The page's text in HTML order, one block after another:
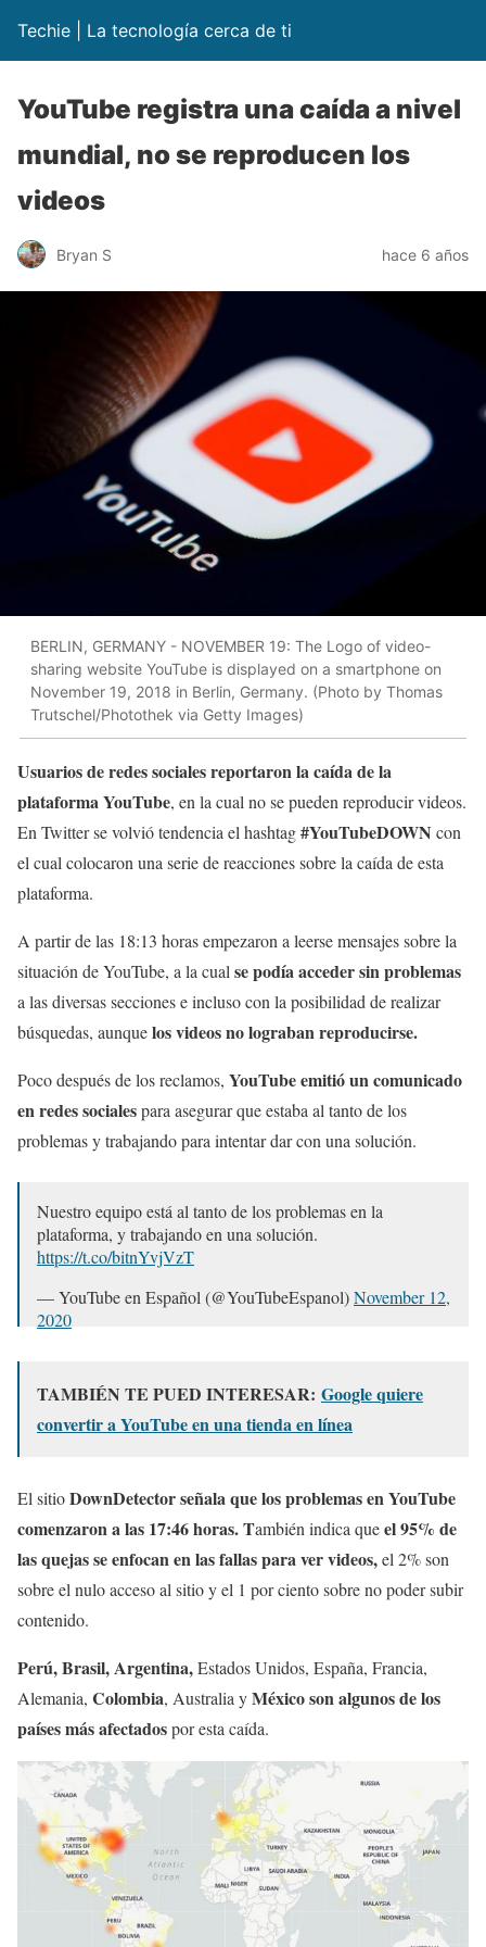
Techie | La tecnología cerca de ti
YouTube registra una caída a nivel
mundial, no se reproducen los
videos
Bryan S hace 6 años
BERLIN, GERMANY - NOVEMBER 19: The Logo of video-
sharing website YouTube is displayed on a smartphone on
November 19, 2018 in Berlin, Germany. (Photo by Thomas
Trutschel/Photothek via Getty Images)
Usuarios de redes sociales reportaron la caída de la
plataforma YouTube, en la cual no se pueden reproducir videos.
En Twitter se volvió tendencia el hashtag#YouTubeDOWN con
el cual colocaron una serie de reacciones sobre la caída de esta
plataforma.
A partir de las 18:13 horas empezaron a leerse mensajes sobre la
situación de YouTube, a la cual se podía acceder sin problemas
a las diversas secciones e incluso con la posibilidad de realizar
búsquedas, aunquelos videos no lograban reproducirse.
Poco después de los reclamos, YouTube emitió un comunicado
en redes socialespara asegurar que estaba al tanto de los
problemas y trabajando para intentar dar con una solución.
Nuestro equipo está al tanto de los problemas en la
plataforma, y trabajando en una solución.
https://t.co/bitnYvjVzT
— YouTube en Español (@YouTubeEspanol)November 12,
2020
TAMBIÉN TE PUED INTERESAR: Google quiere
convertir a YouTube en una tienda en línea
El sitioDownDetector señala que los problemas en YouTube
comenzaron a las 17:46 horas. También indica queel 95% de
las quejas se enfocan en las fallas para ver videos,el 2% son
sobre el nulo acceso al sitio y el 1 por ciento sobre no poder subir
contenido.
Perú, Brasil, Argentina,Estados Unidos, España, Francia,
Alemania, Colombia, Australia yMéxicoson algunos de los
países más afectadospor esta caída.